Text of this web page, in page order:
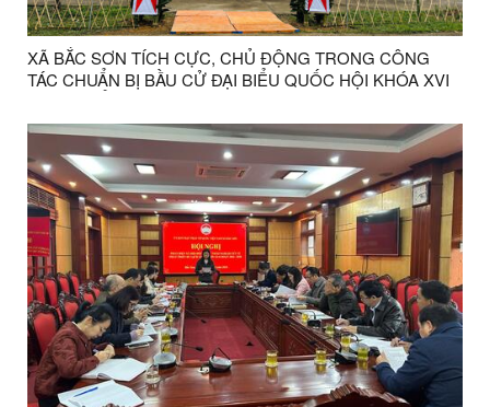
XÃ BẮC SƠN TÍCH CỰC, CHỦ ĐỘNG TRONG CÔNG
TÁC CHUẨN BỊ BẦU CỬ ĐẠI BIỂU QUỐC HỘI KHÓA XVI